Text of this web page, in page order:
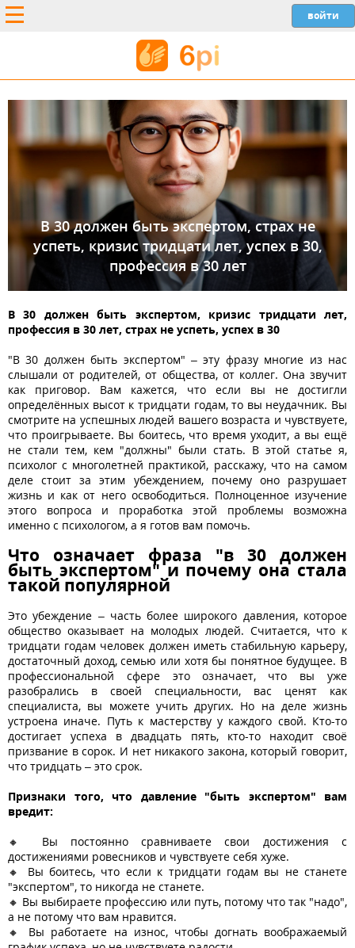
В 30 должен быть экспертом, страх не
успеть, кризис тридцати лет, успех в 30,
профессия в 30 лет
В 30 должен быть экспертом, кризис тридцати лет,
профессия в 30 лет, страх не успеть, успех в 30
"В 30 должен быть экспертом" – эту фразу многие из нас
слышали от родителей, от общества, от коллег. Она звучит
как приговор. Вам кажется, что если вы не достигли
определённых высот к тридцати годам, то вы неудачник. Вы
смотрите на успешных людей вашего возраста и чувствуете,
что проигрываете. Вы боитесь, что время уходит, а вы ещё
не стали тем, кем "должны" были стать. В этой статье я,
психолог с многолетней практикой, расскажу, что на самом
деле стоит за этим убеждением, почему оно разрушает
жизнь и как от него освободиться. Полноценное изучение
этого вопроса и проработка этой проблемы возможна
именно с психологом, а я готов вам помочь.
Что означает фраза "в 30 должен
быть экспертом" и почему она стала
такой популярной
Это убеждение – часть более широкого давления, которое
общество оказывает на молодых людей. Считается, что к
тридцати годам человек должен иметь стабильную карьеру,
достаточный доход, семью или хотя бы понятное будущее. В
профессиональной сфере это означает, что вы уже
разобрались в своей специальности, вас ценят как
специалиста, вы можете учить других. Но на деле жизнь
устроена иначе. Путь к мастерству у каждого свой. Кто-то
достигает успеха в двадцать пять, кто-то находит своё
призвание в сорок. И нет никакого закона, который говорит,
что тридцать – это срок.
Признаки того, что давление "быть экспертом" вам
вредит:
🔸 Вы постоянно сравниваете свои достижения с
достижениями ровесников и чувствуете себя хуже.
🔸 Вы боитесь, что если к тридцати годам вы не станете
"экспертом", то никогда не станете.
🔸 Вы выбираете профессию или путь, потому что так "надо",
а не потому что вам нравится.
🔸 Вы работаете на износ, чтобы догнать воображаемый